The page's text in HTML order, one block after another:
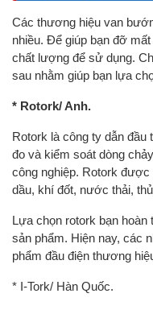
Các thương hiệu van
nhiều. Để giúp bạn đỡ
chất lượng để sử dụng.
sau nhằm giúp bạn lựa
* Rotork/ Anh.
Rotork là công ty dẫn đầu
đo và kiểm soát dòng
công nghiệp. Rotork
dầu, khí đốt, nước thải,
Lựa chọn rotork bạn
sản phẩm. Hiện nay, các
phẩm đầu điện thương
* I-Tork/ Hàn Quốc.